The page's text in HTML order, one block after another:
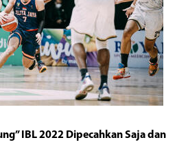
IBL 2022 Dipecahkan Saja dan